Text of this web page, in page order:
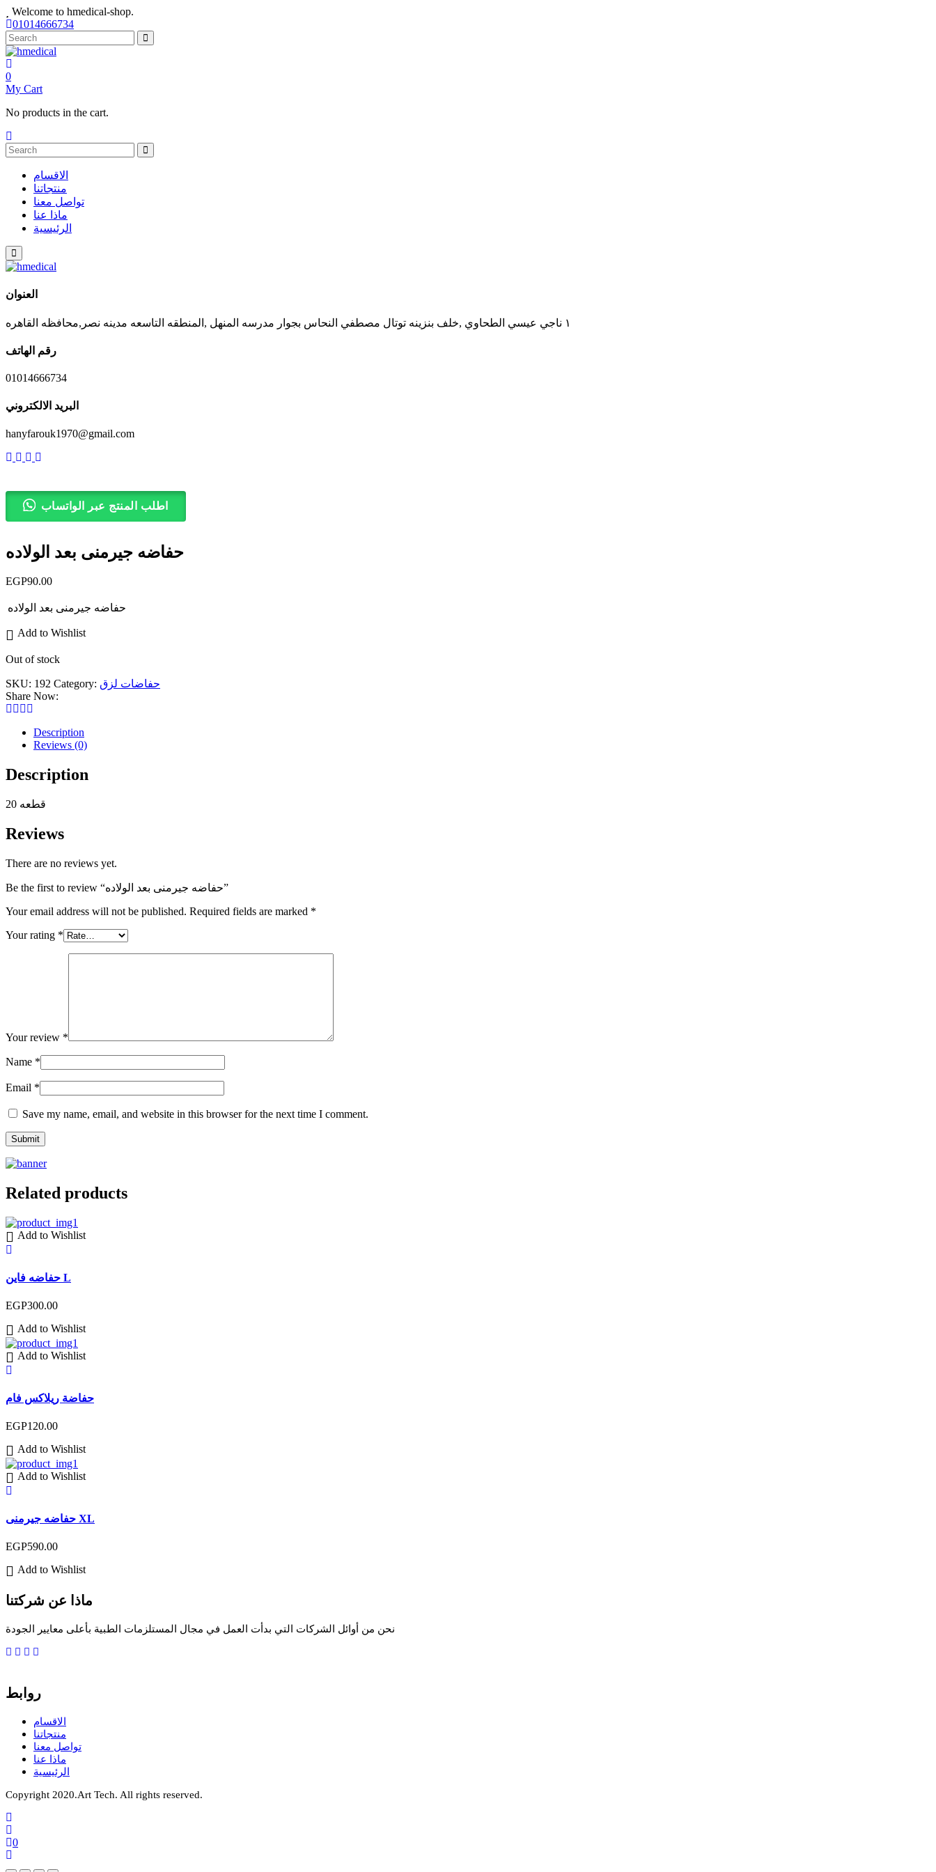
Welcome to hmedical-shop.
01014666734
0
My Cart
No products in the cart.
الاقسام
منتجاتنا
تواصل معنا
ماذا عنا
الرئيسية
العنوان
١ ناجي عيسي الطحاوي ,خلف بنزينه توتال مصطفي النحاس بجوار مدرسه المنهل ,المنطقه التاسعه مدينه نصر,محافظه القاهره
رقم الهاتف
01014666734
البريد الالكتروني
hanyfarouk1970@gmail.com
اطلب المنتج عبر الواتساب
حفاضه جيرمنى بعد الولاده
EGP90.00
حفاضه جيرمنى بعد الولاده
Add to Wishlist
Out of stock
SKU: 192 Category: حفاضات لزق
Share Now:
Description
Reviews (0)
Description
20 قطعه
Reviews
There are no reviews yet.
Be the first to review “حفاضه جيرمنى بعد الولاده”
Your email address will not be published. Required fields are marked *
Your rating *
Your review *
Name *
Email *
Save my name, email, and website in this browser for the next time I comment.
Related products
Add to Wishlist
حفاضه فاين L
EGP300.00
Add to Wishlist
Add to Wishlist
حفاضة ريلاكس فام
EGP120.00
Add to Wishlist
Add to Wishlist
حفاضه جيرمنى XL
EGP590.00
Add to Wishlist
ماذا عن شركتنا
نحن من أوائل الشركات التي بدأت العمل في مجال المستلزمات الطبية بأعلى معايير الجودة
روابط
الاقسام
منتجاتنا
تواصل معنا
ماذا عنا
الرئيسية
Copyright 2020.Art Tech. All rights reserved.
0